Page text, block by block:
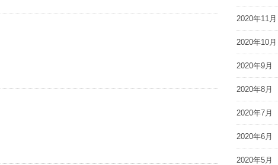
2020年11月
2020年10月
2020年9月
2020年8月
2020年7月
2020年6月
2020年5月